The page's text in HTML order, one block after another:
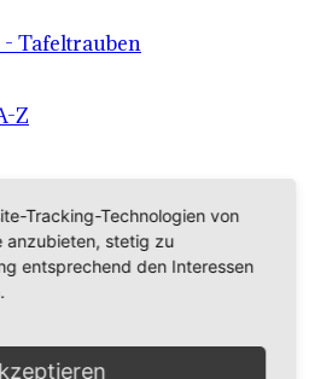
Tafeltrauben
Z
Tracking-Technologien von
anzubieten, stetig zu
entsprechend den Interessen